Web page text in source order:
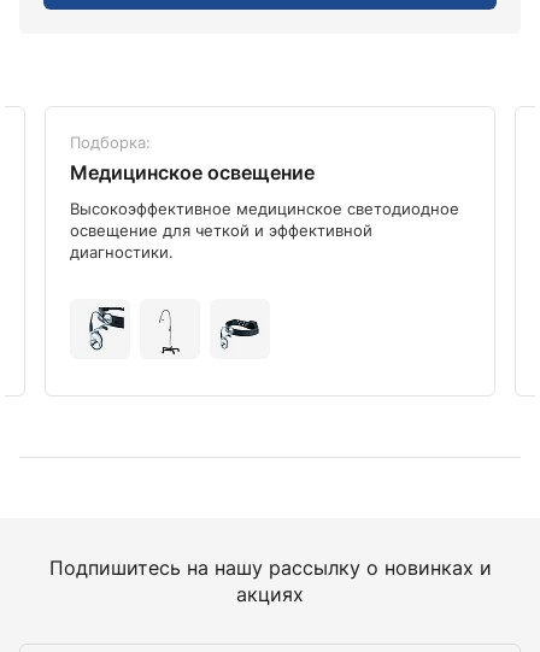
Подборка:
Медицинское освещение
Высокоэффективное медицинское светодиодное
освещение для четкой и эффективной
диагностики.
Подпишитесь на нашу рассылку о новинках и
акциях